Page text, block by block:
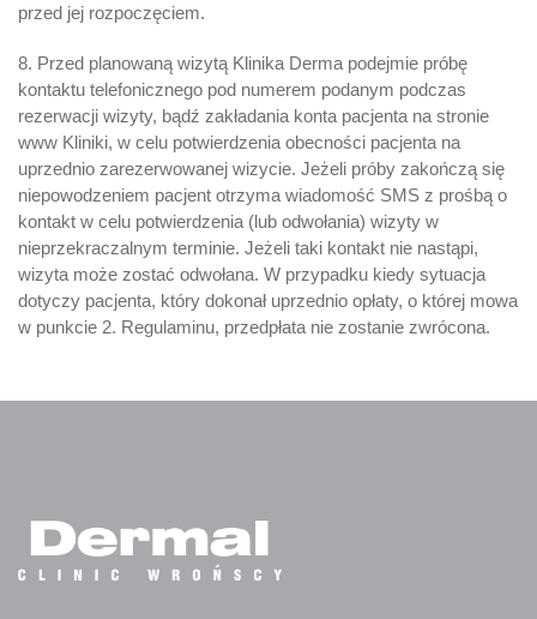
przed jej rozpoczęciem.
8. Przed planowaną wizytą Klinika Derma podejmie próbę
kontaktu telefonicznego pod numerem podanym podczas
rezerwacji wizyty, bądź zakładania konta pacjenta na stronie
www Kliniki, w celu potwierdzenia obecności pacjenta na
uprzednio zarezerwowanej wizycie. Jeżeli próby zakończą się
niepowodzeniem pacjent otrzyma wiadomość SMS z prośbą o
kontakt w celu potwierdzenia (lub odwołania) wizyty w
nieprzekraczalnym terminie. Jeżeli taki kontakt nie nastąpi,
wizyta może zostać odwołana. W przypadku kiedy sytuacja
dotyczy pacjenta, który dokonał uprzednio opłaty, o której mowa
w punkcie 2. Regulaminu, przedpłata nie zostanie zwrócona.